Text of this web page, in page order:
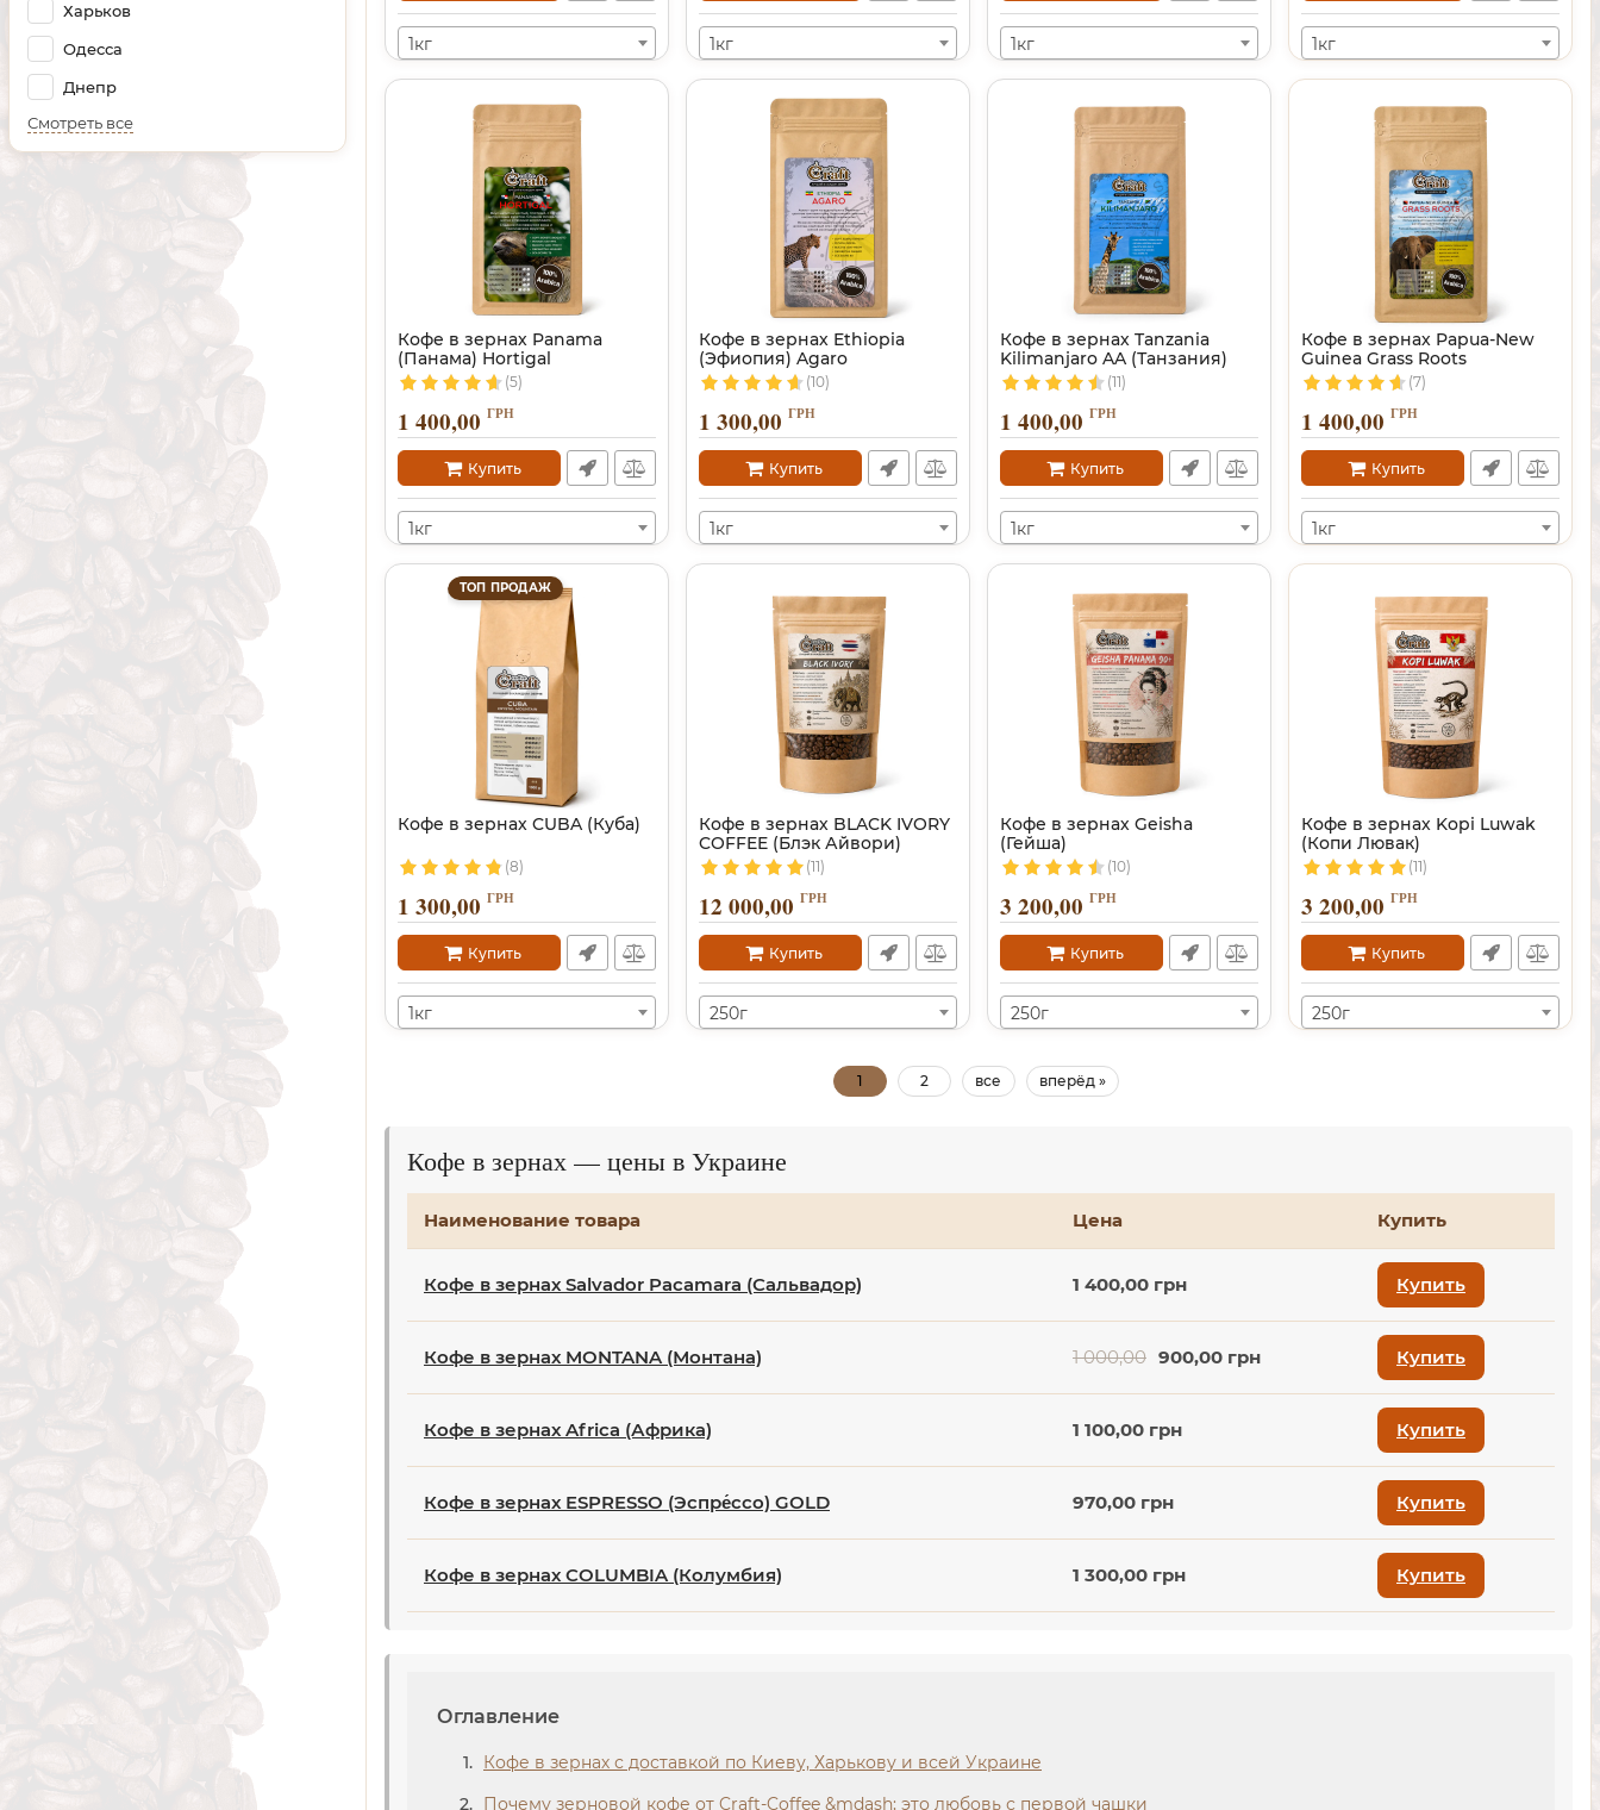
Харьков
Одесса
Днепр
Смотреть все
1кг 1кг 1кг 1кг
Кофе в зернах Panama
(Панама) Hortigal
(5)
1 400,00 ГРН
Купить
1кг
Кофе в зернах Ethiopia
(Эфиопия) Agaro
(10)
1 300,00 ГРН
Купить
1кг
Кофе в зернах Tanzania
Kilimanjaro AA (Танзания)
(11)
1 400,00 ГРН
Купить
1кг
Кофе в зернах Papua-New
Guinea Grass Roots
(7)
1 400,00 ГРН
Купить
1кг
ТОП ПРОДАЖ
Кофе в зернах CUBA (Куба)
(8)
1 300,00 ГРН
Купить
1кг
Кофе в зернах BLACK IVORY
COFFEE (Блэк Айвори)
(11)
12 000,00 ГРН
Купить
250г
Кофе в зернах Geisha
(Гейша)
(10)
3 200,00 ГРН
Купить
250г
Кофе в зернах Kopi Luwak
(Копи Лювак)
(11)
3 200,00 ГРН
Купить
250г
1 2 все вперёд »
Кофе в зернах — цены в Украине
Наименование товара Цена Купить
Кофе в зернах Salvador Pacamara (Сальвадор) 1 400,00 грн Купить
Кофе в зернах MONTANA (Монтана) 1 000,00 900,00 грн Купить
Кофе в зернах Africa (Африка) 1 100,00 грн Купить
Кофе в зернах ESPRESSO (Эспре́ссо) GOLD 970,00 грн Купить
Кофе в зернах COLUMBIA (Колумбия) 1 300,00 грн Купить
Оглавление
Кофе в зернах с доставкой по Киеву, Харькову и всей Украине
Почему зерновой кофе от Craft-Coffee &mdash; это любовь с первой чашки